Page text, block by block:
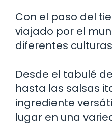
Con el paso del
viajado por el
diferentes
Desde el tabulé
hasta las salsas
ingrediente
lugar en una